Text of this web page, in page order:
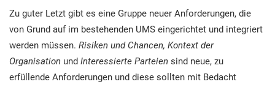
Zu guter Letzt gibt es eine Gruppe neuer Anforderungen, die
von Grund auf im bestehenden UMS eingerichtet und integriert
werden müssen. Risiken und Chancen, Kontext der
Organisation und Interessierte Parteien sind neue, zu
erfüllende Anforderungen und diese sollten mit Bedacht